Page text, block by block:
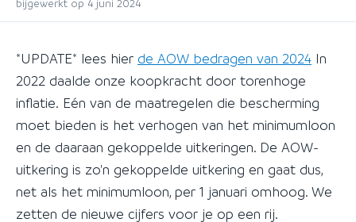
bijgewerkt op 4 juni 2024
*UPDATE* lees hier de AOW bedragen van 2024 In
2022 daalde onze koopkracht door torenhoge
inflatie. Eén van de maatregelen die bescherming
moet bieden is het verhogen van het minimumloon
en de daaraan gekoppelde uitkeringen. De AOW-
uitkering is zo'n gekoppelde uitkering en gaat dus,
net als het minimumloon, per 1 januari omhoog. We
zetten de nieuwe cijfers voor je op een rij.